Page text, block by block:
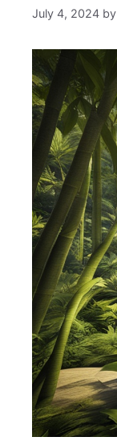
July 4, 2024 by